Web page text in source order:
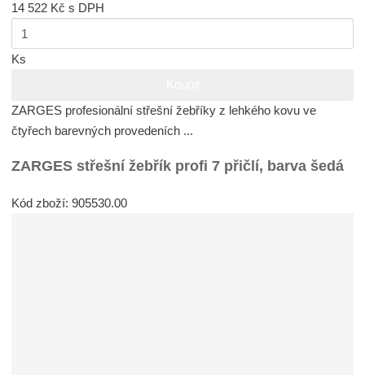
14 522 Kčs DPH
Ks
ZARGES profesionální střešní žebříky z lehkého kovu ve
čtyřech barevných provedeních ...
ZARGES střešní žebřík profi 7 přičlí, barva šedá
Kód zboží: 905530.00